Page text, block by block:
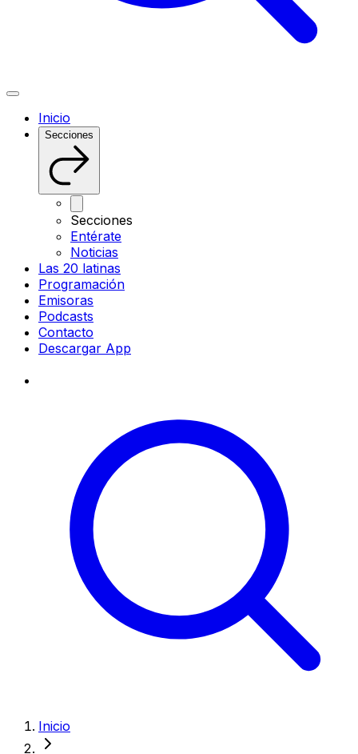
Inicio
Secciones
Secciones
Entérate
Noticias
Las 20 latinas
Programación
Emisoras
Podcasts
Contacto
Descargar App
Inicio